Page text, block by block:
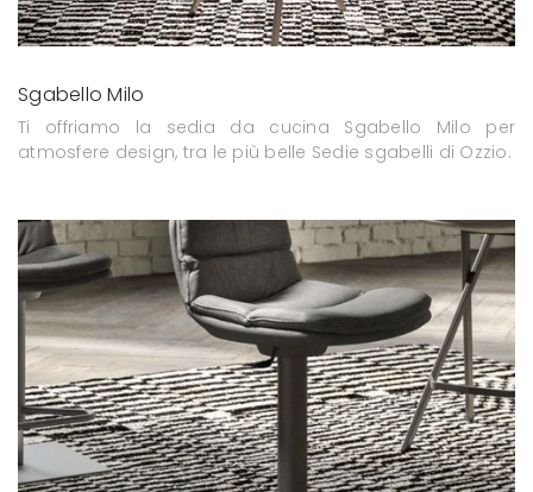
Sgabello Milo
Ti offriamo la sedia da cucina Sgabello Milo per
atmosfere design, tra le più belle Sedie sgabelli di Ozzio.